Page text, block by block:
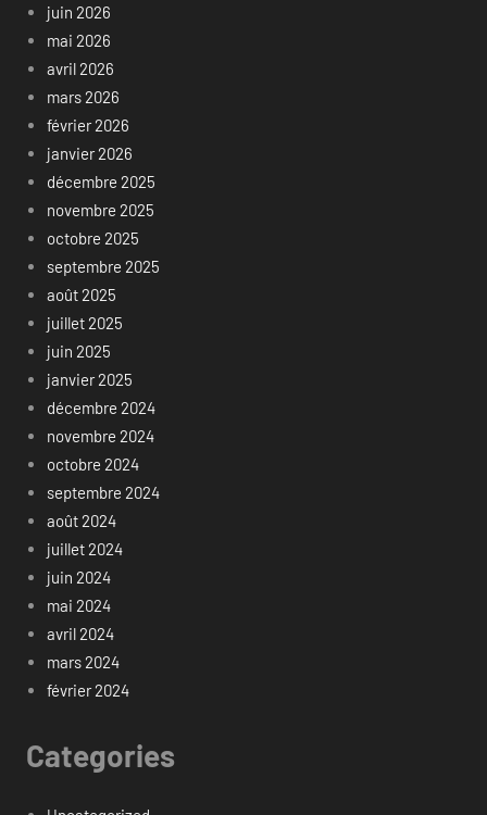
juin 2026
mai 2026
avril 2026
mars 2026
février 2026
janvier 2026
décembre 2025
novembre 2025
octobre 2025
septembre 2025
août 2025
juillet 2025
juin 2025
janvier 2025
décembre 2024
novembre 2024
octobre 2024
septembre 2024
août 2024
juillet 2024
juin 2024
mai 2024
avril 2024
mars 2024
février 2024
Categories